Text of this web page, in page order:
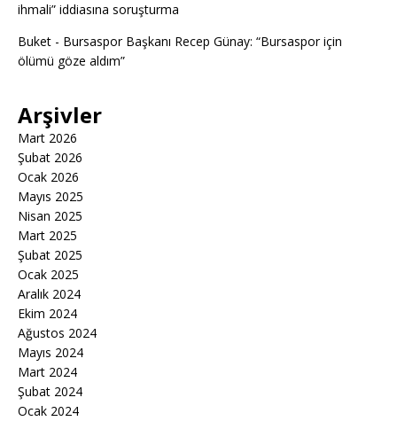
ihmali” iddiasına soruşturma
Buket - Bursaspor Başkanı Recep Günay: “Bursaspor için
ölümü göze aldım”
Arşivler
Mart 2026
Şubat 2026
Ocak 2026
Mayıs 2025
Nisan 2025
Mart 2025
Şubat 2025
Ocak 2025
Aralık 2024
Ekim 2024
Ağustos 2024
Mayıs 2024
Mart 2024
Şubat 2024
Ocak 2024